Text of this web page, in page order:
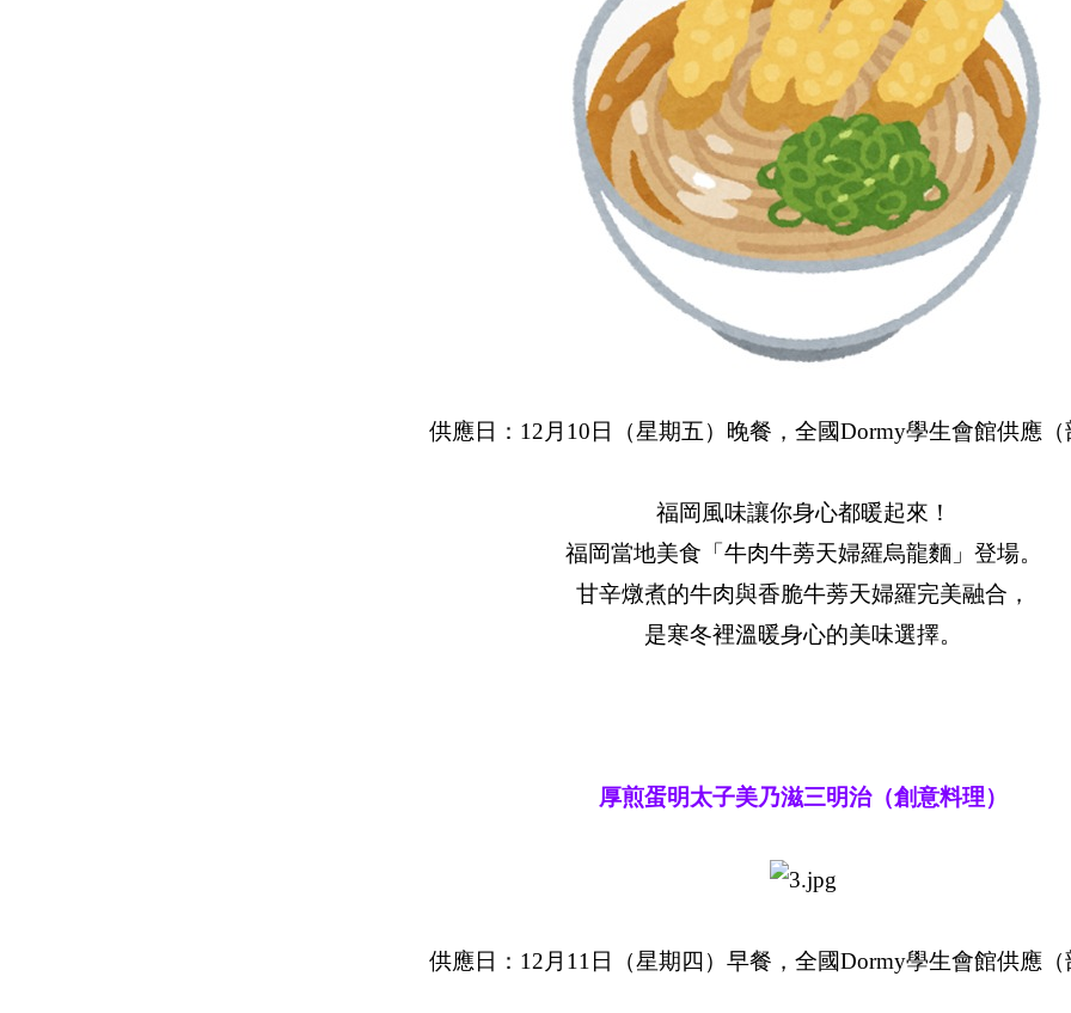
供應日：12月10日（星期五）晚餐，全國Dormy學生會館供應（
福岡風味讓你身心都暖起來！
福岡當地美食「牛肉牛蒡天婦羅烏龍麵」登場。
甘辛燉煮的牛肉與香脆牛蒡天婦羅完美融合，
是寒冬裡溫暖身心的美味選擇。
厚煎蛋明太子美乃滋三明治（創意料理）
供應日：12月11日（星期四）早餐，全國Dormy學生會館供應（